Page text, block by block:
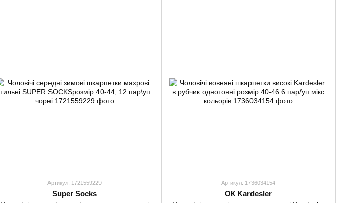
Артикул: 1721559229
Super Socks
Артикул: 1736034154
ОК Kardesler